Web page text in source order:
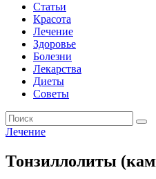
Статьи
Красота
Лечение
Здоровье
Болезни
Лекарства
Диеты
Советы
Лечение
Тонзиллолиты